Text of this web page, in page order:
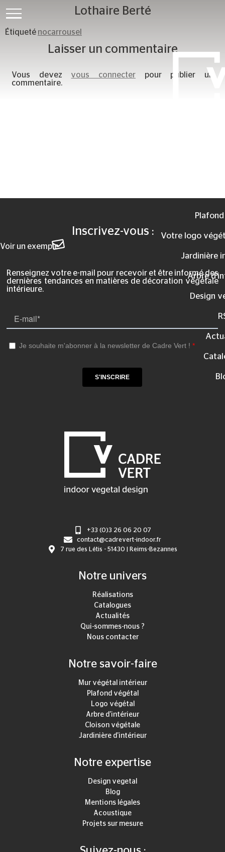
Votre logo
Jardinière
Arbre
Design
Lothaire Berté
Étiqueté nocarrousel
Laisser un commentaire
Vous devez vous connecter pour publier un
commentaire.
Inscrivez-vous :
Voir un exemple
Renseignez votre e-mail pour recevoir et être informé des
dernières tendances en matières de décoration végétale
intérieure.
+33 (0)3 26 06 20 07
contact@cadrevert-indoor.fr
7 rue des Létis - 51430 | Reims-Bezannes
Notre univers
Réalisations
Catalogues
Actualités
Qui-sommes-nous ?
Nous contacter
Notre savoir-faire
Mur végétal intérieur
Plafond végétal
Logo végétal
Arbre d'intérieur
Cloison végétale
Jardinière d'intérieur
Notre expertise
Design vegetal
Blog
Mentions légales
Acoustique
Projets sur mesure